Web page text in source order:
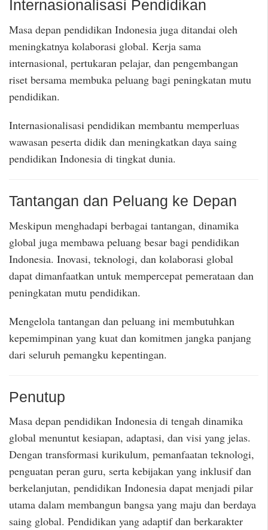
Internasionalisasi Pendidikan
Masa depan pendidikan Indonesia juga ditandai oleh
meningkatnya kolaborasi global. Kerja sama
internasional, pertukaran pelajar, dan pengembangan
riset bersama membuka peluang bagi peningkatan mutu
pendidikan.
Internasionalisasi pendidikan membantu memperluas
wawasan peserta didik dan meningkatkan daya saing
pendidikan Indonesia di tingkat dunia.
Tantangan dan Peluang ke Depan
Meskipun menghadapi berbagai tantangan, dinamika
global juga membawa peluang besar bagi pendidikan
Indonesia. Inovasi, teknologi, dan kolaborasi global
dapat dimanfaatkan untuk mempercepat pemerataan dan
peningkatan mutu pendidikan.
Mengelola tantangan dan peluang ini membutuhkan
kepemimpinan yang kuat dan komitmen jangka panjang
dari seluruh pemangku kepentingan.
Penutup
Masa depan pendidikan Indonesia di tengah dinamika
global menuntut kesiapan, adaptasi, dan visi yang jelas.
Dengan transformasi kurikulum, pemanfaatan teknologi,
penguatan peran guru, serta kebijakan yang inklusif dan
berkelanjutan, pendidikan Indonesia dapat menjadi pilar
utama dalam membangun bangsa yang maju dan berdaya
saing global. Pendidikan yang adaptif dan berkarakter